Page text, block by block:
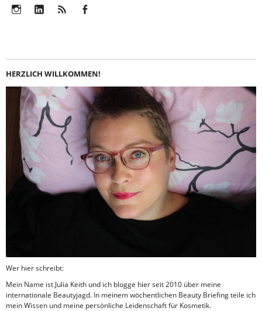
HERZLICH WILLKOMMEN!
Wer hier schreibt:
Mein Name ist Julia Keith und ich blogge hier seit 2010 über meine
internationale Beautyjagd. In meinem wöchentlichen Beauty Briefing teile ich
mein Wissen und meine persönliche Leidenschaft für Kosmetik.